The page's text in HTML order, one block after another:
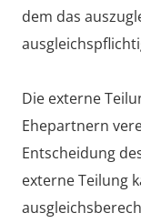
dem das
Die externe
Ehepartnern
Entscheidung
externe Teilung